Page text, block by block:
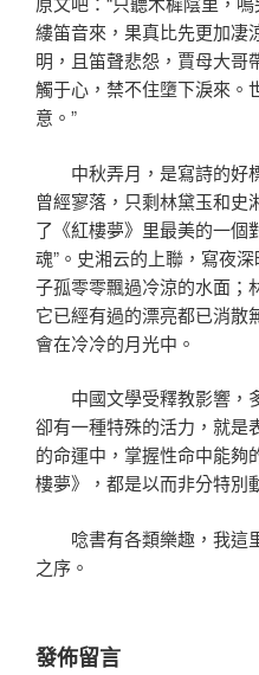
縷笛音來，果真比先更加凄
明，且笛聲悲怨，賈母大哥
觸于心，禁不住墮下淚來。
意。”
中秋弄月，是寫詩的好
曾經寥落，只剩林黛玉和史
了《紅樓夢》里最美的一個
魂”。史湘云的上聯，寫夜
子孤零零飄過冷涼的水面；
它已經有過的漂亮都已消散
會在冷冷的月光中。
中國文學受釋教影響，
卻有一種特殊的活力，就是
的命運中，掌握性命中能夠
樓夢》，都是以而非分特別
唸書有各類樂趣，我這
之序。
發佈留言